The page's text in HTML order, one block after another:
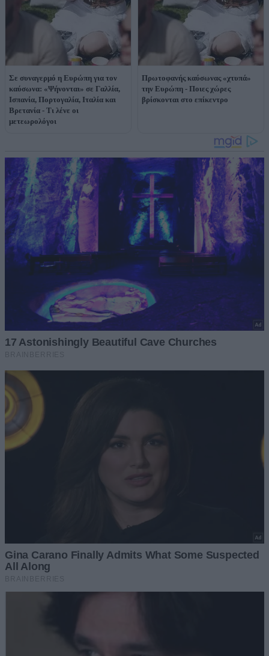
Σε συναγερμό η Ευρώπη για τον
καύσωνα: «Ψήνονται» σε Γαλλία,
Ισπανία, Πορτογαλία, Ιταλία και
Βρετανία - Τι λένε οι
μετεωρολόγοι
Πρωτοφανής καύσωνας «χτυπά»
την Ευρώπη - Ποιες χώρες
βρίσκονται στο επίκεντρο